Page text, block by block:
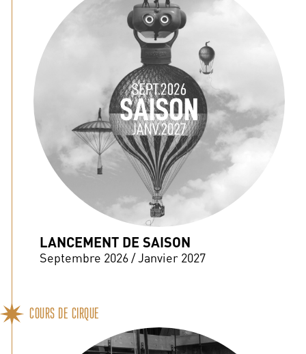
LANCEMENT DE SAISON
Septembre 2026 / Janvier 2027
COURS DE CIRQUE